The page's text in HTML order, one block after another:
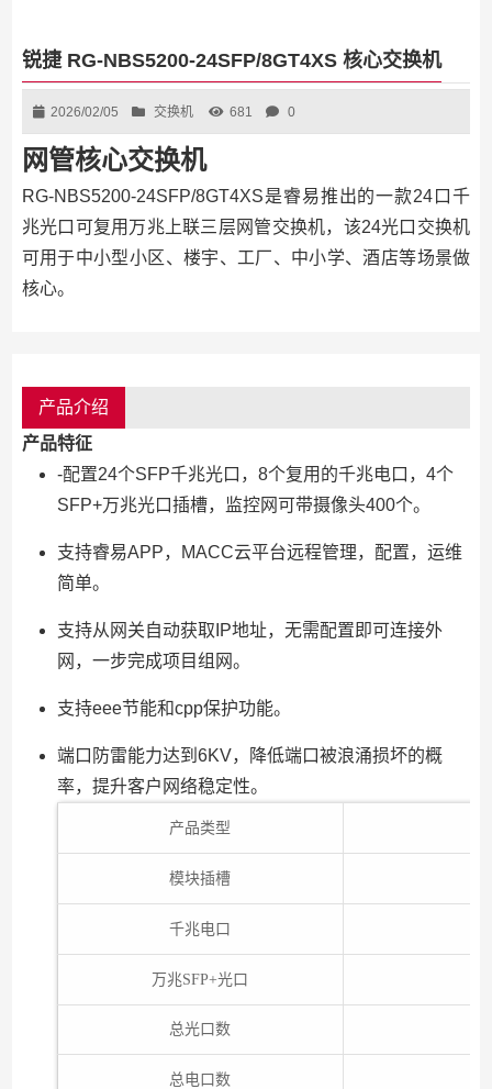
锐捷 RG-NBS5200-24SFP/8GT4XS 核心交换机
2026/02/05 交换机 681 0
网管核心交换机
RG-NBS5200-24SFP/8GT4XS是睿易推出的一款24口千
兆光口可复用万兆上联三层网管交换机，该24光口交换机
可用于中小型小区、楼宇、工厂、中小学、酒店等场景做
核心。
产品介绍
产品特征
-配置24个SFP千兆光口，8个复用的千兆电口，4个
SFP+万兆光口插槽，监控网可带摄像头400个。
支持睿易APP，MACC云平台远程管理，配置，运维
简单。
支持从网关自动获取IP地址，无需配置即可连接外
网，一步完成项目组网。
支持eee节能和cpp保护功能。
端口防雷能力达到6KV，降低端口被浪涌损坏的概
率，提升客户网络稳定性。
产品类型
模块插槽
千兆电口
万兆SFP+光口
总光口数
总电口数